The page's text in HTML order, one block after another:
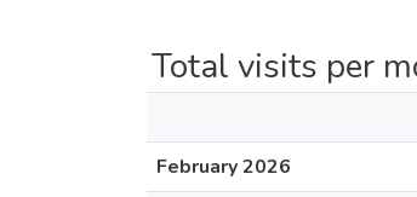
Total visits per
February 2026